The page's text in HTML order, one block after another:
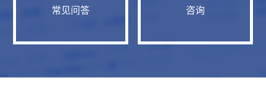
常见问答 咨询